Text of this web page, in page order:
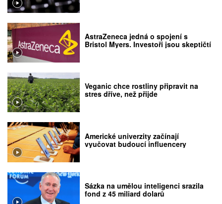
AstraZeneca jedná o spojení s
Bristol Myers. Investoři jsou skeptičtí
Veganic chce rostliny připravit na
stres dříve, než přijde
Americké univerzity začínají
vyučovat budoucí influencery
Sázka na umělou inteligenci srazila
fond z 45 miliard dolarů